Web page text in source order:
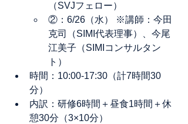
（SVJフェロー）
②：6/26（水） ※講師：今田
克司（SIMI代表理事）、今尾
江美子（SIMIコンサルタン
ト）
時間：10:00-17:30（計7時間30
分）
内訳：研修6時間＋昼食1時間＋休
憩30分（3×10分）